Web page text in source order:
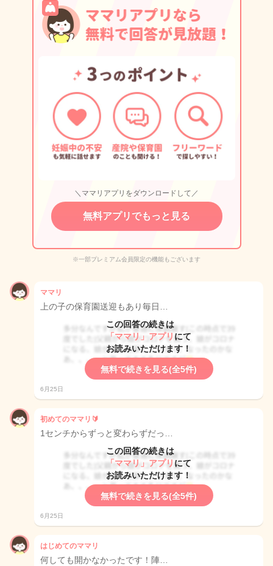
＼ママリアプリをダウンロードして／
無料アプリでもっと見る
※一部プレミアム会員限定の機能もございます
ママリ
上の子の保育園送迎もあり毎日…
この回答の続きは
「ママリ」アプリ にて
お読みいただけます！
無料で続きを見る(全5件)
6月25日
初めてのママリ🔰
1センチからずっと変わらずだっ…
この回答の続きは
「ママリ」アプリ にて
お読みいただけます！
無料で続きを見る(全5件)
6月25日
はじめてのママリ
何しても開かなかったです！陣…